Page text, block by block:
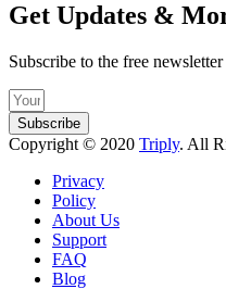
Get Updates &
Subscribe to the free
Subscribe
Copyright © 2020 Triply. All
Privacy
Policy
About Us
Support
FAQ
Blog